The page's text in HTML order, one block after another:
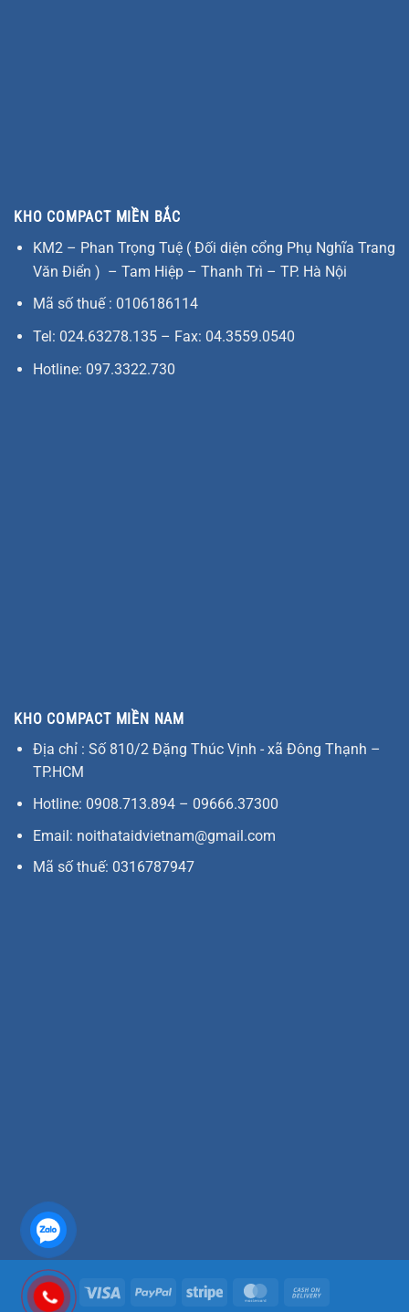
KHO COMPACT MIỀN BẮC
KM2 – Phan Trọng Tuệ ( Đối diện cổng Phụ Nghĩa Trang
Văn Điển ) – Tam Hiệp – Thanh Trì – TP. Hà Nội
Mã số thuế : 0106186114
Tel: 024.63278.135 – Fax: 04.3559.0540
Hotline: 097.3322.730
KHO COMPACT MIỀN NAM
Địa chỉ : Số 810/2 Đặng Thúc Vịnh - xã Đông Thạnh –
TP.HCM
Hotline: 0908.713.894 – 09666.37300
Email: noithataidvietnam@gmail.com
Mã số thuế: 0316787947
Visa PayPal Stripe MasterCard